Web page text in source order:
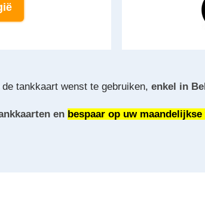
tankkaart wenst te gebruiken, enkel in
en bespaar op uw